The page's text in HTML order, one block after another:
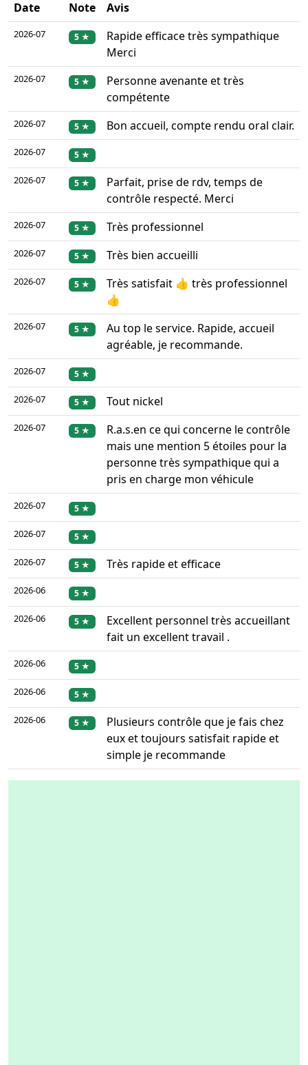
Date Note Avis
2026-07 5 ★
Rapide efficace très sympathique
Merci
2026-07 5 ★
Personne avenante et très
compétente
2026-07 5 ★ Bon accueil, compte rendu oral clair.
2026-07 5 ★
2026-07 5 ★
Parfait, prise de rdv, temps de
contrôle respecté. Merci
2026-07 5 ★ Très professionnel
2026-07 5 ★ Très bien accueilli
2026-07 5 ★
Très satisfait 👍 très professionnel
👍
2026-07 5 ★
Au top le service. Rapide, accueil
agréable, je recommande.
2026-07 5 ★
2026-07 5 ★ Tout nickel
2026-07 5 ★
R.a.s.en ce qui concerne le contrôle
mais une mention 5 étoiles pour la
personne très sympathique qui a
pris en charge mon véhicule
2026-07 5 ★
2026-07 5 ★
2026-07 5 ★ Très rapide et efficace
2026-06 5 ★
2026-06 5 ★
Excellent personnel très accueillant
fait un excellent travail .
2026-06 5 ★
2026-06 5 ★
2026-06 5 ★
Plusieurs contrôle que je fais chez
eux et toujours satisfait rapide et
simple je recommande